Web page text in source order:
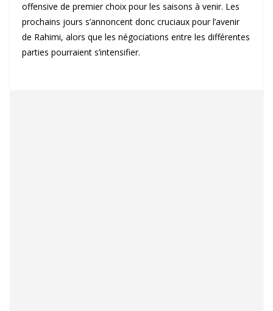
offensive de premier choix pour les saisons à venir. Les
prochains jours s’annoncent donc cruciaux pour l’avenir
de Rahimi, alors que les négociations entre les différentes
parties pourraient s’intensifier.